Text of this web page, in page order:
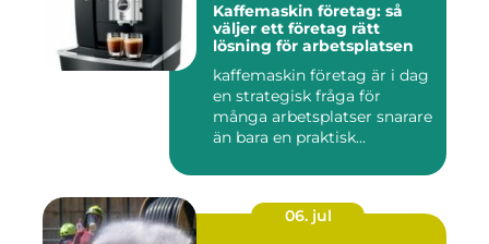
Kaffemaskin företag: så
väljer ett företag rätt
lösning för arbetsplatsen
kaffemaskin företag är i dag
en strategisk fråga för
många arbetsplatser snarare
än bara en praktisk...
06. jul